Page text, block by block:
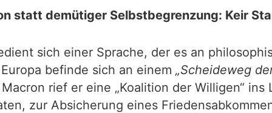
statt demütiger Selbstbegrenzung: Keir
sich einer Sprache, der es an
befinde sich an einem „Scheideweg
rief er eine „Koalition der Willigen“
zur Absicherung eines